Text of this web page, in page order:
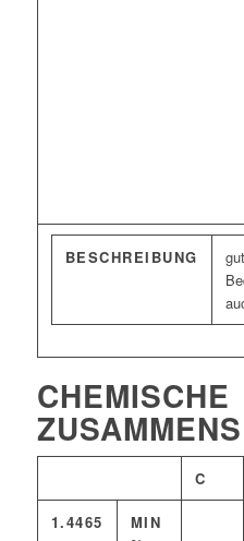
BESCHREIBUNG
CHEMISCHE
C
1.4465
MIN